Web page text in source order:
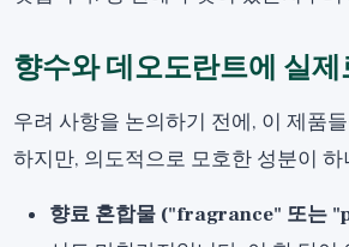
향수와 데오도란트에 실
우려 사항을 논의하기 전에, 이 제품
하지만, 의도적으로 모호한 성분이
향료 혼합물 ("fragrance" 또는